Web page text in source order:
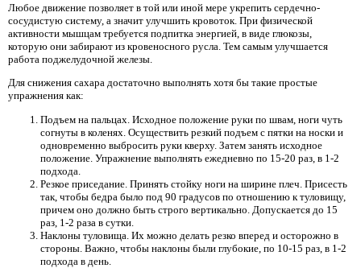
Любое движение позволяет в той или иной мере укрепить сердечно-
сосудистую систему, а значит улучшить кровоток. При физической
активности мышцам требуется подпитка энергией, в виде глюкозы,
которую они забирают из кровеносного русла. Тем самым улучшается
работа поджелудочной железы.
Для снижения сахара достаточно выполнять хотя бы такие простые
упражнения как:
Подъем на пальцах. Исходное положение руки по швам, ноги чуть
согнуты в коленях. Осуществить резкий подъем с пятки на носки и
одновременно выбросить руки кверху. Затем занять исходное
положение. Упражнение выполнять ежедневно по 15-20 раз, в 1-2
подхода.
Резкое приседание. Принять стойку ноги на ширине плеч. Присесть
так, чтобы бедра было под 90 градусов по отношению к туловищу,
причем оно должно быть строго вертикально. Допускается до 15
раз, 1-2 раза в сутки.
Наклоны туловища. Их можно делать резко вперед и осторожно в
стороны. Важно, чтобы наклоны были глубокие, по 10-15 раз, в 1-2
подхода в день.